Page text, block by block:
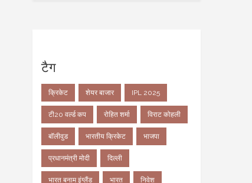
टैग
क्रिकेट शेयर बाजार IPL 2025
टी20 वर्ल्ड कप रोहित शर्मा विराट कोहली
बॉलीवुड भारतीय क्रिकेट भाजपा
प्रधानमंत्री मोदी दिल्ली
भारत बनाम इंग्लैंड भारत निवेश